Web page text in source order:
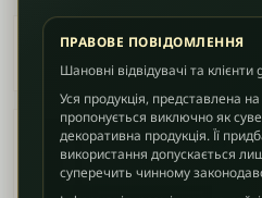
ПРАВОВЕ ПОВІДОМЛЕННЯ
Шановні відвідувачі та
Уся продукція, представлена
пропонується виключно як
декоративна продукція. Її
використання допускається
суперечить чинному